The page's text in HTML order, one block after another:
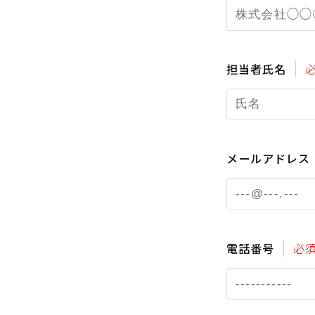
担当者氏名
メールアドレス
電話番号 必須